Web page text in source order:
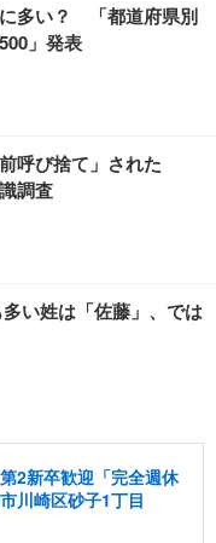
多い？ 「都道府県別
」発表
呼び捨て」された
調査
い姓は「佐藤」、では
2新卒歓迎「完全週休
川崎区砂子1丁目